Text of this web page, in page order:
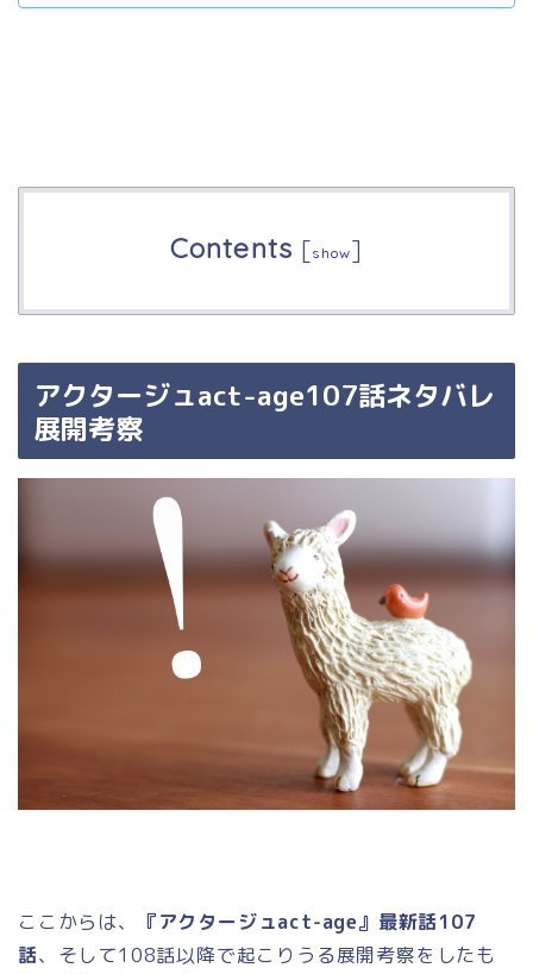
Contents [show]
アクタージュact-age107話ネタバレ
展開考察
ここからは、
『アクタージュact-age』最新話107
話、そして108話以降で起こりうる展開考察をしたも